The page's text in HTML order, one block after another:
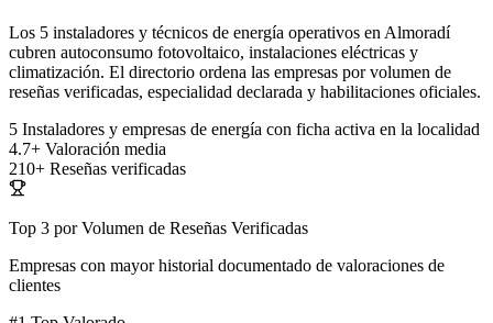
Los 5 instaladores y técnicos de energía operativos en Almoradí
cubren autoconsumo fotovoltaico, instalaciones eléctricas y
climatización. El directorio ordena las empresas por volumen de
reseñas verificadas, especialidad declarada y habilitaciones oficiales.
5 Instaladores y empresas de energía con ficha activa en la localidad
4.7+ Valoración media
210+ Reseñas verificadas
Top 3 por Volumen de Reseñas Verificadas
Empresas con mayor historial documentado de valoraciones de
clientes